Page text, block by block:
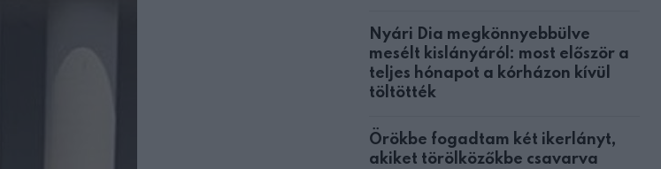
Nyári Dia megkönnyebbülve
mesélt kislányáról: most először a
teljes hónapot a kórházon kívül
töltötték
Örökbe fogadtam két ikerlányt,
akiket törölközőkbe csavarva